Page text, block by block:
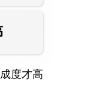
度才高